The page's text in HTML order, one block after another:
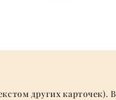
других карточек). В